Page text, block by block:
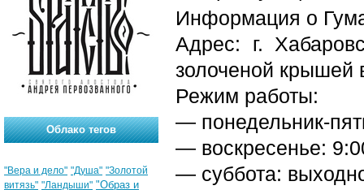
Информация о
Адрес: г.
золоченой крышей
Режим работы:
— понедельник-
— воскресенье:
— суббота:
Облако тегов
"Вера и дело" "Душа" "Золотой
витязь" "Ландыши" "Образ и